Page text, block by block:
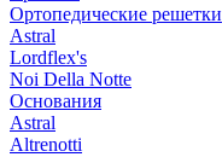
Ортопедические решетки
Astral
Lordflex's
Noi Della Notte
Основания
Astral
Altrenotti